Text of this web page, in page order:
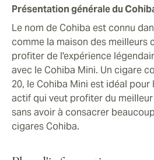
Présentation générale du
Le nom de Cohiba est connu
comme la maison des meilleurs
profiter de l'expérience
avec le Cohiba Mini. Un cigare
20, le Cohiba Mini est idéal
actif qui veut profiter du
sans avoir à consacrer
cigares Cohiba.